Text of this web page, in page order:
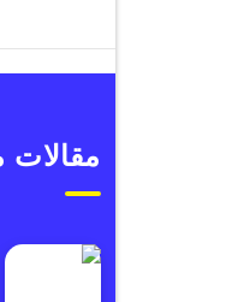
مقالات